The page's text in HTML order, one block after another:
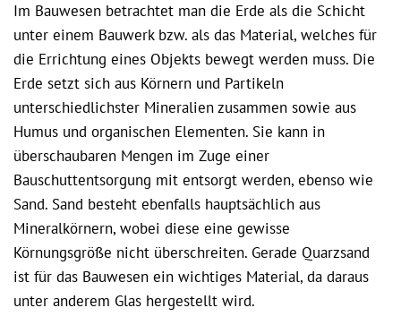
Im Bauwesen betrachtet man die Erde als die Schicht
unter einem Bauwerk bzw. als das Material, welches für
die Errichtung eines Objekts bewegt werden muss. Die
Erde setzt sich aus Körnern und Partikeln
unterschiedlichster Mineralien zusammen sowie aus
Humus und organischen Elementen. Sie kann in
überschaubaren Mengen im Zuge einer
Bauschuttentsorgung mit entsorgt werden, ebenso wie
Sand. Sand besteht ebenfalls hauptsächlich aus
Mineralkörnern, wobei diese eine gewisse
Körnungsgröße nicht überschreiten. Gerade Quarzsand
ist für das Bauwesen ein wichtiges Material, da daraus
unter anderem Glas hergestellt wird.